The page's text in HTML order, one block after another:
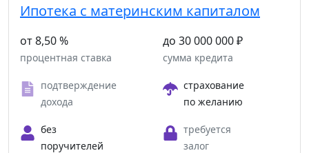
Ипотека с материнским капиталом
от 8,50 %
процентная ставка
до 30 000 000 ₽
сумма кредита
подтверждение
дохода
страхование
по желанию
без
поручителей
требуется
залог